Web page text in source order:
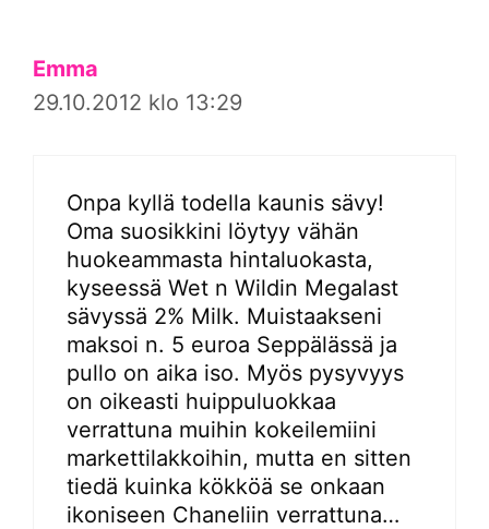
Emma
29.10.2012 klo 13:29
Onpa kyllä todella kaunis sävy!
Oma suosikkini löytyy vähän
huokeammasta hintaluokasta,
kyseessä Wet n Wildin Megalast
sävyssä 2% Milk. Muistaakseni
maksoi n. 5 euroa Seppälässä ja
pullo on aika iso. Myös pysyvyys
on oikeasti huippuluokkaa
verrattuna muihin kokeilemiini
markettilakkoihin, mutta en sitten
tiedä kuinka kökköä se onkaan
ikoniseen Chaneliin verrattuna…